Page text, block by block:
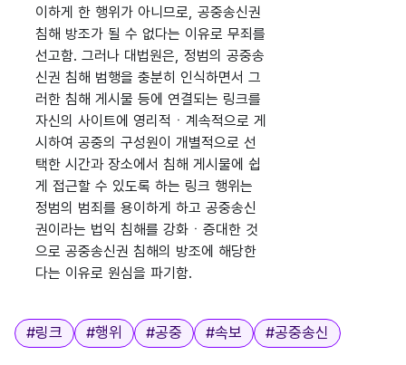
이하게 한 행위가 아니므로, 공중송신권
침해 방조가 될 수 없다는 이유로 무죄를
선고함. 그러나 대법원은, 정범의 공중송
신권 침해 범행을 충분히 인식하면서 그
러한 침해 게시물 등에 연결되는 링크를
자신의 사이트에 영리적ㆍ계속적으로 게
시하여 공중의 구성원이 개별적으로 선
택한 시간과 장소에서 침해 게시물에 쉽
게 접근할 수 있도록 하는 링크 행위는
정범의 범죄를 용이하게 하고 공중송신
권이라는 법익 침해를 강화ㆍ증대한 것
으로 공중송신권 침해의 방조에 해당한
다는 이유로 원심을 파기함.
태그
#링크 #행위 #공중 #속보 #공중송신